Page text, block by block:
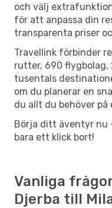
och välj
för att anpassa din
transparenta priser
Travellink förbinder
rutter, 690 flygbolag,
tusentals
om du planerar en
du allt du behöver på
Börja ditt äventyr nu
bara ett klick bort!
Vanliga
Djerba till